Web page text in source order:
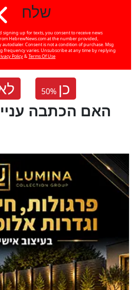
שלח
up for texts, you consent to receive news
HebrewNews.com at the number provided,
Consent is not a condition of purchase. Msg
frequency varies. Unsubscribe at any time by replying
Policy&Terms Of Use
50% כן
?האם הכתבה